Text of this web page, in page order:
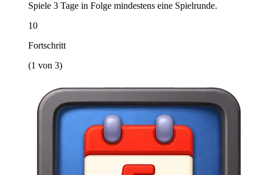
Spiele 3 Tage in Folge mindestens eine Spielrunde.
10
Fortschritt
(1 von 3)